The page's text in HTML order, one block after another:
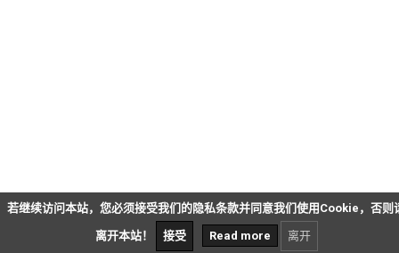
若继续访问本站，您必须接受我们的隐私条款并同意我们使用Cookie，否则
离开本站！ 接受 Read more 离开